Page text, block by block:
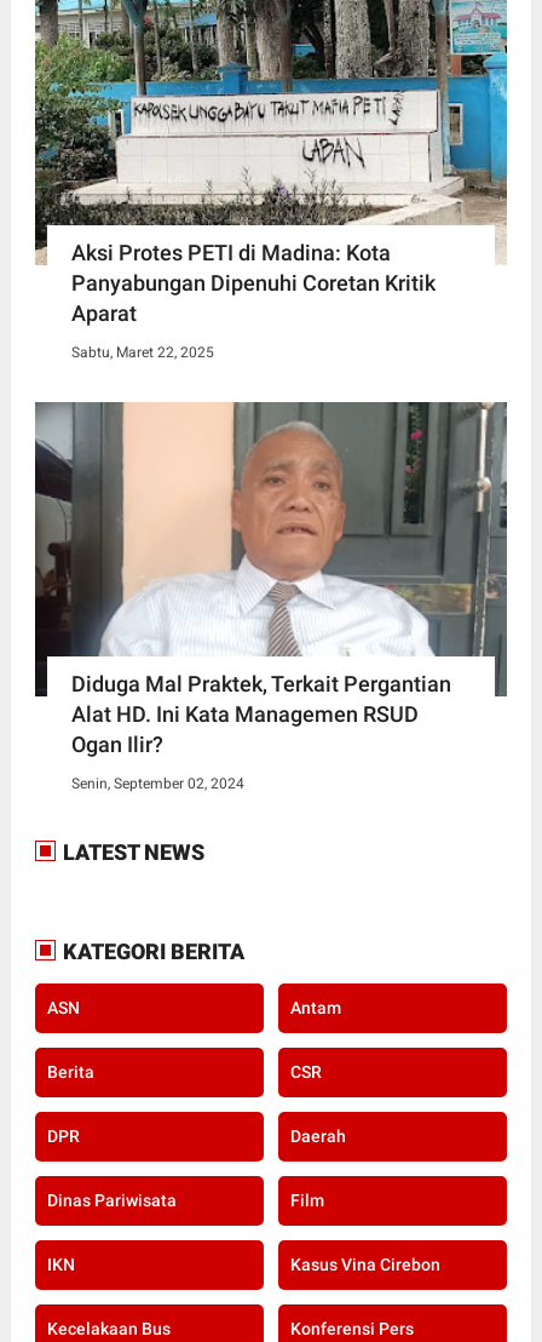
Aksi Protes PETI di Madina: Kota
Panyabungan Dipenuhi Coretan Kritik
Aparat
Sabtu, Maret 22, 2025
Diduga Mal Praktek, Terkait Pergantian
Alat HD. Ini Kata Managemen RSUD
Ogan Ilir?
Senin, September 02, 2024
LATEST NEWS
KATEGORI BERITA
ASN Antam
Berita CSR
DPR Daerah
Dinas Pariwisata Film
IKN Kasus Vina Cirebon
Kecelakaan Bus Konferensi Pers